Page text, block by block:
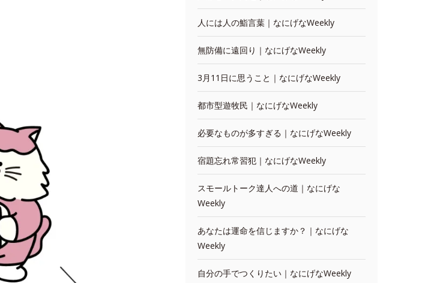
人には人の鮨言葉｜なにげなWeekly
無防備に遠回り｜なにげなWeekly
3月11日に思うこと｜なにげなWeekly
都市型遊牧民｜なにげなWeekly
必要なものが多すぎる｜なにげなWeekly
宿題忘れ常習犯｜なにげなWeekly
スモールトーク達人への道｜なにげな
Weekly
あなたは運命を信じますか？｜なにげな
Weekly
自分の手でつくりたい｜なにげなWeekly